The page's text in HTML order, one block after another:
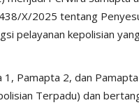
X/2025 tentang
pelayanan kepolisian
Pamapta 2, dan
Terpadu) dan